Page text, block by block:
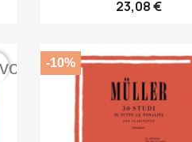
23,08 €
-10%